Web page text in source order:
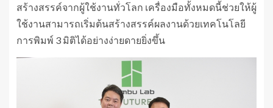
สร้างสรรค์จากผู้ใช้งานทั่วโลก เครื่องมือทั้งหมดนี้ช่วยให้ผู้
ใช้งานสามารถเริ่มต้นสร้างสรรค์ผลงานด้วยเทคโนโลยี
การพิมพ์ 3 มิติได้อย่างง่ายดายยิ่งขึ้น